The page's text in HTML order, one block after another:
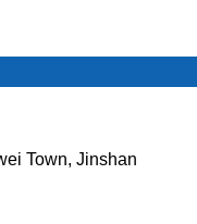
Town, Jinshan